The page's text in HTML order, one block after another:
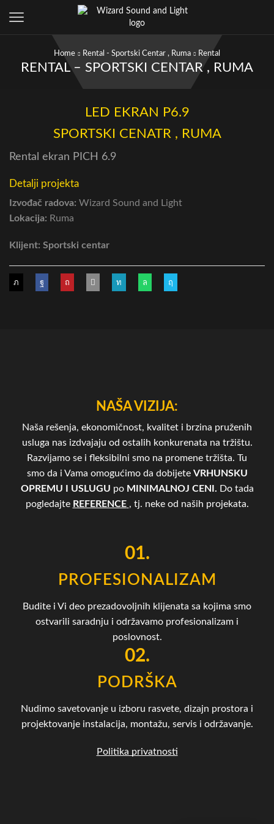
Home Rental - Sportski Centar , Ruma Rental
RENTAL – SPORTSKI CENTAR , RUMA
LED EKRAN P6.9
SPORTSKI CENATR , RUMA
Rental ekran PICH 6.9
Detalji projekta
Izvođač radova: Wizard Sound and Light
Lokacija: Ruma
Klijent: Sportski centar
NAŠA VIZIJA:
Naša rešenja, ekonomičnost, kvalitet i brzina pruženih
usluga nas izdvajaju od ostalih konkurenata na tržištu.
Razvijamo se i fleksibilni smo na promene tržišta. Tu
smo da i Vama omogućimo da dobijete VRHUNSKU
OPREMU I USLUGU po MINIMALNOJ CENI. Do tada
pogledajte REFERENCE , tj. neke od naših projekata.
01.
PROFESIONALIZAM
Budite i Vi deo prezadovoljnih klijenata sa kojima smo
ostvarili saradnju i održavamo profesionalizam i
poslovnost.
02.
PODRŠKA
Nudimo savetovanje u izboru rasvete, dizajn prostora i
projektovanje instalacija, montažu, servis i održavanje.
Politika privatnosti